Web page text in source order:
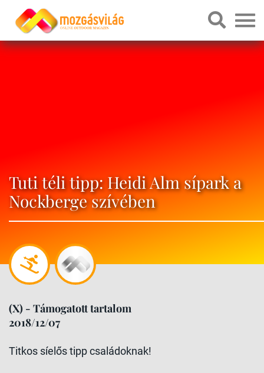
Tuti téli tipp: Heidi Alm sípark a
Nockberge szívében
(X) - Támogatott tartalom
2018/12/07
Titkos síelős tipp családoknak!